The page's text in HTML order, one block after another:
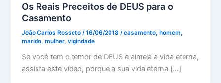
Os Reais Preceitos de DEUS para o
Casamento
João Carlos Rosseto /16/06/2018 /casamento,homem,
marido,mulher,vigindade
Se você tem o temor de DEUS e almeja a vida eterna,
assista este vídeo, porque a sua vida eterna […]